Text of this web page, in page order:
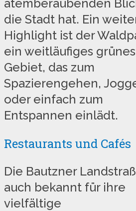
atemberaubenden
die Stadt hat. Ein
Highlight ist der
ein weitläufiges grünes
Gebiet, das zum
Spazierengehen,
oder einfach zum
Entspannen einlädt.
Restaurants und Cafés
Die Bautzner
auch bekannt für ihre
vielfältige